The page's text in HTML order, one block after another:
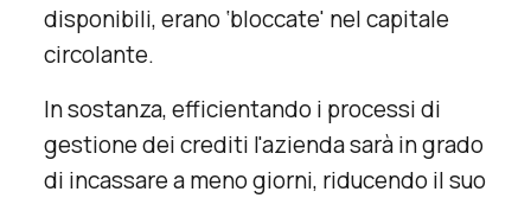
disponibili, erano ‘bloccate' nel capitale
circolante.
In sostanza, efficientando i processi di
gestione dei crediti l'azienda sarà in grado
di incassare a meno giorni, riducendo il suo